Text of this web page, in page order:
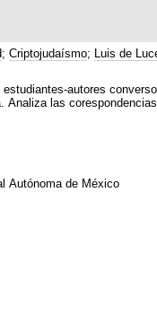
; Criptojudaísmo; Luis de
estudiantes-autores
Analiza las
Autónoma de México